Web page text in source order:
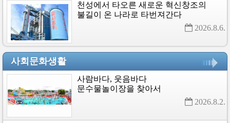
천성에서 타오른 새로운 혁신창조의
불길이
온 나라로 타번져간다
2026.8.6.
사회문화생활
사람바다, 웃음바다
문수물놀이장을 찾아서
2026.8.2.